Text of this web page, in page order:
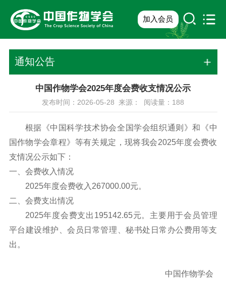
加入会员
通知公告
中国作物学会2025年度会费收支情况公示
发布时间：2026-05-28 来源： 阅读量： 188
根据《中国科学技术协会全国学会组织通则》和《中
国作物学会章程》等有关规定，现将我会2025年度会费收
支情况公示如下：
一、会费收入情况
2025年度会费收入267000.00元。
二、会费支出情况
2025年度会费支出195142.65元。主要用于会员管理
平台建设维护、会员日常管理、秘书处日常办公费用等支
出。
中国作物学会